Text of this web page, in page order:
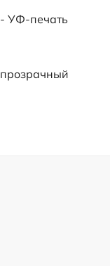
- УФ-печать